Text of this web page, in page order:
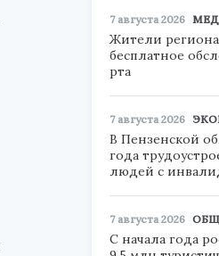
7 августа 2026
Жители
бесплатное
рта
7 августа 2026
В Пензенской
года
людей с
7 августа 2026
С начала года